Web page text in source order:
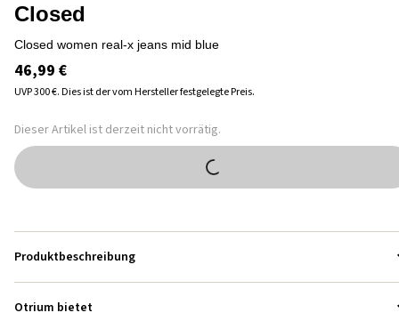
Closed
closed women real-x jeans mid blue
46,99 €
UVP300 €.Dies ist der vom Hersteller festgelegte Preis.
Dieser Artikel ist derzeit nicht vorrätig.
Produktbeschreibung
Otrium bietet